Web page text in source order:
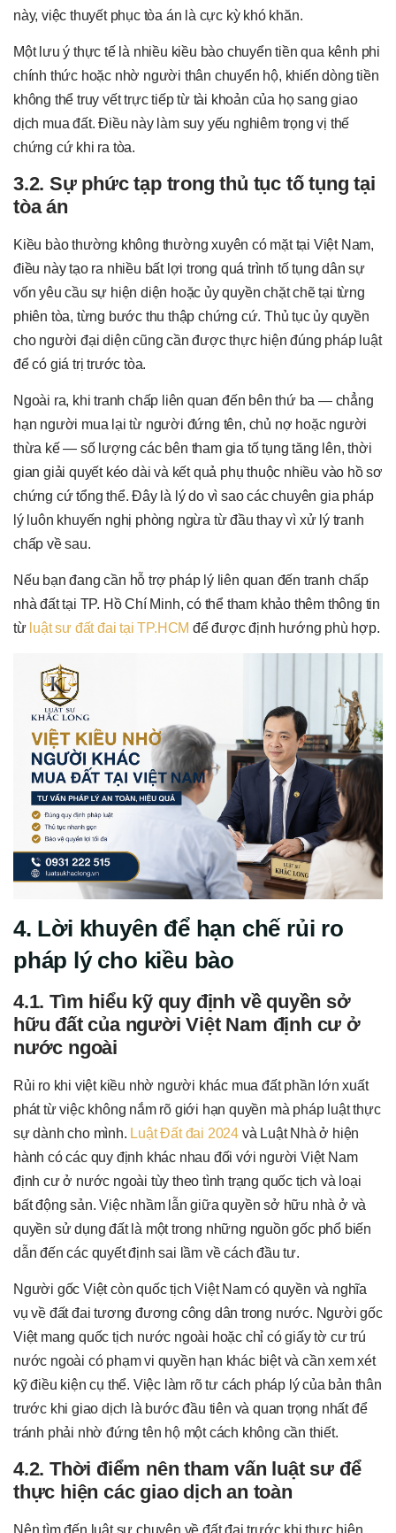
này, việc thuyết phục tòa án là cực kỳ khó khăn.
Một lưu ý thực tế là nhiều kiều bào chuyển tiền qua kênh phi
chính thức hoặc nhờ người thân chuyển hộ, khiến dòng tiền
không thể truy vết trực tiếp từ tài khoản của họ sang giao
dịch mua đất. Điều này làm suy yếu nghiêm trọng vị thế
chứng cứ khi ra tòa.
3.2. Sự phức tạp trong thủ tục tố tụng tại
tòa án
Kiều bào thường không thường xuyên có mặt tại Việt Nam,
điều này tạo ra nhiều bất lợi trong quá trình tố tụng dân sự
vốn yêu cầu sự hiện diện hoặc ủy quyền chặt chẽ tại từng
phiên tòa, từng bước thu thập chứng cứ. Thủ tục ủy quyền
cho người đại diện cũng cần được thực hiện đúng pháp luật
để có giá trị trước tòa.
Ngoài ra, khi tranh chấp liên quan đến bên thứ ba — chẳng
hạn người mua lại từ người đứng tên, chủ nợ hoặc người
thừa kế — số lượng các bên tham gia tố tụng tăng lên, thời
gian giải quyết kéo dài và kết quả phụ thuộc nhiều vào hồ sơ
chứng cứ tổng thể. Đây là lý do vì sao các chuyên gia pháp
lý luôn khuyến nghị phòng ngừa từ đầu thay vì xử lý tranh
chấp về sau.
Nếu bạn đang cần hỗ trợ pháp lý liên quan đến tranh chấp
nhà đất tại TP. Hồ Chí Minh, có thể tham khảo thêm thông tin
từ luật sư đất đai tại TP.HCM để được định hướng phù hợp.
4. Lời khuyên để hạn chế rủi ro
pháp lý cho kiều bào
4.1. Tìm hiểu kỹ quy định về quyền sở
hữu đất của người Việt Nam định cư ở
nước ngoài
Rủi ro khi việt kiều nhờ người khác mua đất phần lớn xuất
phát từ việc không nắm rõ giới hạn quyền mà pháp luật thực
sự dành cho mình. Luật Đất đai 2024 và Luật Nhà ở hiện
hành có các quy định khác nhau đối với người Việt Nam
định cư ở nước ngoài tùy theo tình trạng quốc tịch và loại
bất động sản. Việc nhầm lẫn giữa quyền sở hữu nhà ở và
quyền sử dụng đất là một trong những nguồn gốc phổ biến
dẫn đến các quyết định sai lầm về cách đầu tư.
Người gốc Việt còn quốc tịch Việt Nam có quyền và nghĩa
vụ về đất đai tương đương công dân trong nước. Người gốc
Việt mang quốc tịch nước ngoài hoặc chỉ có giấy tờ cư trú
nước ngoài có phạm vi quyền hạn khác biệt và cần xem xét
kỹ điều kiện cụ thể. Việc làm rõ tư cách pháp lý của bản thân
trước khi giao dịch là bước đầu tiên và quan trọng nhất để
tránh phải nhờ đứng tên hộ một cách không cần thiết.
4.2. Thời điểm nên tham vấn luật sư để
thực hiện các giao dịch an toàn
Nên tìm đến luật sư chuyên về đất đai trước khi thực hiện